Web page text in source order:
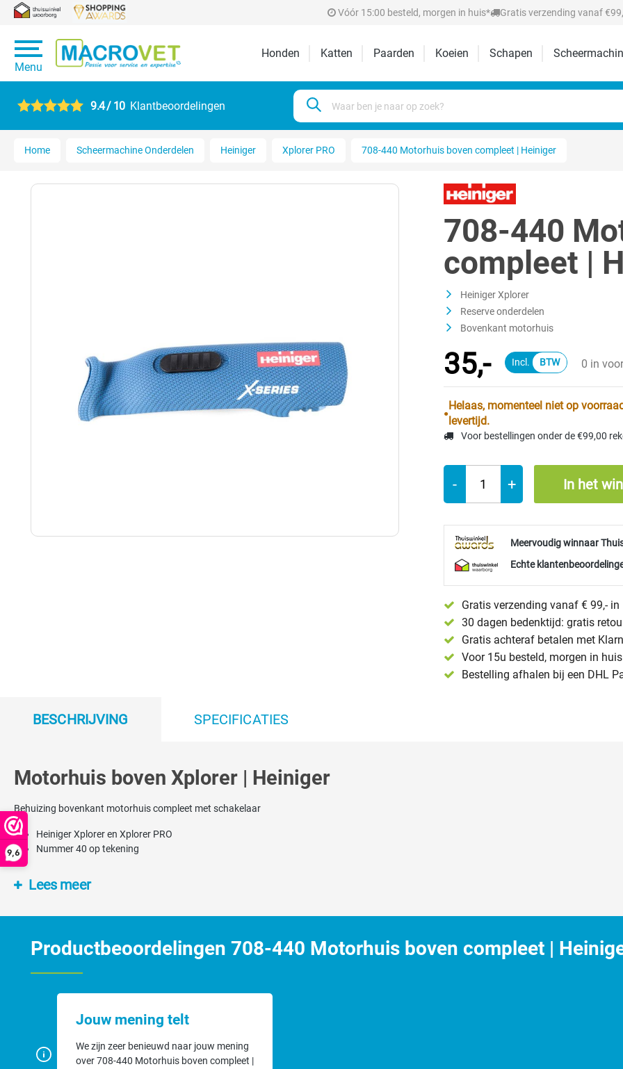
9,6
Vóór 15:00 besteld, morgen in huis* Gratis verzending vanaf
Menu
Honden Katten Paarden Koeien Schapen
9.4 / 10 Klantbeoordelingen
Home Scheermachine Onderdelen Heiniger Xplorer PRO 708-440 Motorhuis boven compleet | Heiniger
708-440
compleet |
Heiniger Xplorer
Reserve onderdelen
Bovenkant motorhuis
35,- 0 in
Helaas, momenteel niet op
levertijd.
Voor bestellingen onder de €99,00
- + In het
Meervoudig winnaar
Echte
Gratis verzending vanaf € 99,- in
30 dagen bedenktijd: gratis
Gratis achteraf betalen met
Voor 15u besteld, morgen in
Bestelling afhalen bij een DHL
BESCHRIJVING SPECIFICATIES
Motorhuis boven Xplorer | Heiniger
Behuizing bovenkant motorhuis compleet met schakelaar
Heiniger Xplorer en Xplorer PRO
Nummer 40 op tekening
Lees meer
Productbeoordelingen 708-440 Motorhuis boven compleet |
Jouw mening telt
We zijn zeer benieuwd naar jouw mening
over 708-440 Motorhuis boven compleet |